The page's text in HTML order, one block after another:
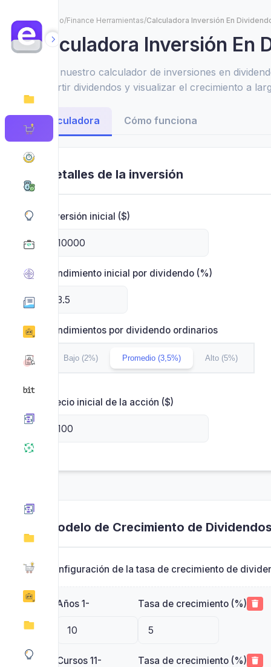
Inicio/Finance Herramientas/Calculadora Inversión En
Calculadora Inversión En
Utiliza nuestro calculador de inversiones en
reinvertir dividendos y visualizar el crecimiento a
con estrategias de ingresos pasivos inteligentes.
Calculadora
Cómo funciona
Detalles de la inversión
Inversión inicial ($)
Rendimiento inicial por dividendo (%)
Rendimientos por dividendo ordinarios
Bajo (2%) Promedio (3,5%) Alto (5%)
Precio inicial de la acción ($)
Modelo de Crecimiento de Dividendos
Configuración de la tasa de crecimiento de
Años 1- Tasa de crecimiento (%)
Cursos 11- Tasa de crecimiento (%)